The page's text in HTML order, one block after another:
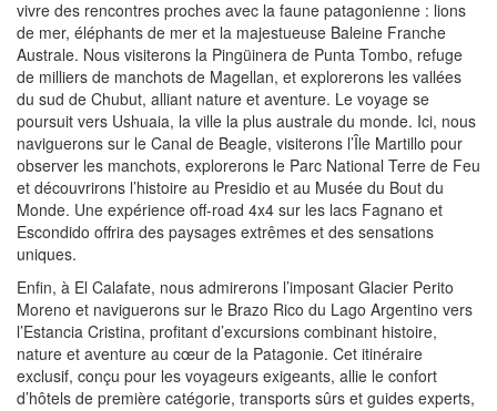
vivre des rencontres proches avec la faune patagonienne : lions
de mer, éléphants de mer et la majestueuse Baleine Franche
Australe. Nous visiterons la Pingüinera de Punta Tombo, refuge
de milliers de manchots de Magellan, et explorerons les vallées
du sud de Chubut, alliant nature et aventure. Le voyage se
poursuit vers Ushuaia, la ville la plus australe du monde. Ici, nous
naviguerons sur le Canal de Beagle, visiterons l’Île Martillo pour
observer les manchots, explorerons le Parc National Terre de Feu
et découvrirons l’histoire au Presidio et au Musée du Bout du
Monde. Une expérience off-road 4x4 sur les lacs Fagnano et
Escondido offrira des paysages extrêmes et des sensations
uniques.
Enfin, à El Calafate, nous admirerons l’imposant Glacier Perito
Moreno et naviguerons sur le Brazo Rico du Lago Argentino vers
l’Estancia Cristina, profitant d’excursions combinant histoire,
nature et aventure au cœur de la Patagonie. Cet itinéraire
exclusif, conçu pour les voyageurs exigeants, allie le confort
d’hôtels de première catégorie, transports sûrs et guides experts,